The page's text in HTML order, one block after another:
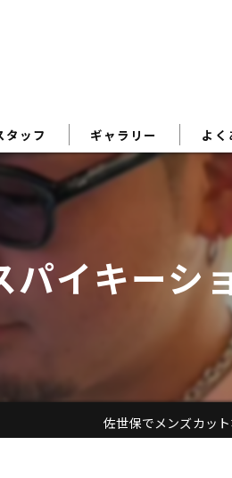
タッフ ギャラリー よく
イキーシ
佐世保でメンズカット